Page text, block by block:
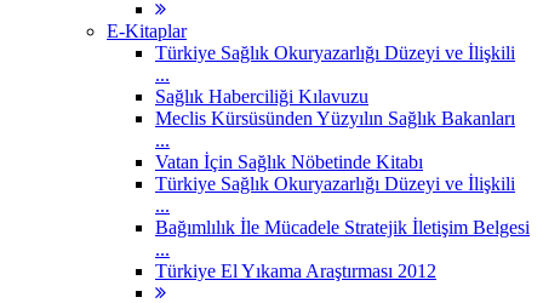
E-Kitaplar
Türkiye Sağlık Okuryazarlığı Düzeyi ve İlişkili
...
Sağlık Haberciliği Kılavuzu
Meclis Kürsüsünden Yüzyılın Sağlık Bakanları
...
Vatan İçin Sağlık Nöbetinde Kitabı
Türkiye Sağlık Okuryazarlığı Düzeyi ve İlişkili
...
Bağımlılık İle Mücadele Stratejik İletişim Belgesi
...
Türkiye El Yıkama Araştırması 2012